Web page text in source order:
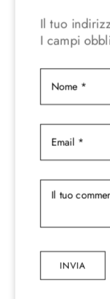
Il tuo
I campi
INVIA